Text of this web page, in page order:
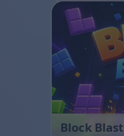
Block Blast